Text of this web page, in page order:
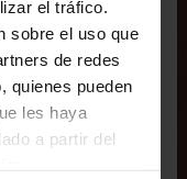
el tráfico.
sobre el uso que
de redes
quienes pueden
les haya
a partir del
¿Quieres ir a